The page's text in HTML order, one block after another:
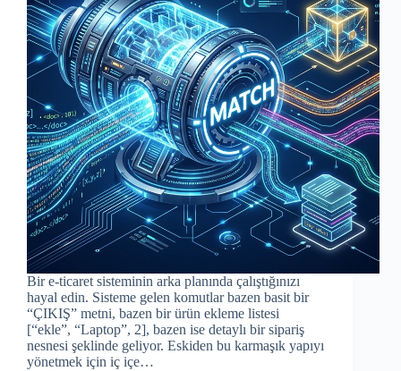
Bir e-ticaret sisteminin arka planında çalıştığınızı
hayal edin. Sisteme gelen komutlar bazen basit bir
“ÇIKIŞ” metni, bazen bir ürün ekleme listesi
[“ekle”, “Laptop”, 2], bazen ise detaylı bir sipariş
nesnesi şeklinde geliyor. Eskiden bu karmaşık yapıyı
yönetmek için iç içe…